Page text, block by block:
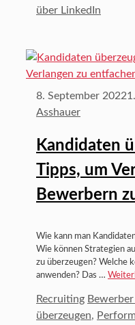
über LinkedIn
Kandidaten
Tipps, um
Bewerbern
8. September 2022
Asshauer
Wie kann man
Wie können Strategien
zu überzeugen? Welche
anwenden? Das …
Kategorien
Recruiting
überzeugen,